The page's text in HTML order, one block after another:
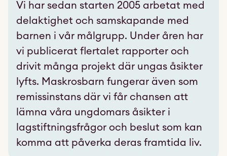
Vi har sedan starten 2005 arbetat med
delaktighet och samskapande med
barnen i vår målgrupp. Under åren har
vi publicerat flertalet rapporter och
drivit många projekt där ungas åsikter
lyfts. Maskrosbarn fungerar även som
remissinstans där vi får chansen att
lämna våra ungdomars åsikter i
lagstiftningsfrågor och beslut som kan
komma att påverka deras framtida liv.